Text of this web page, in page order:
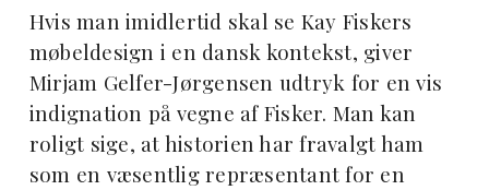
Hvis man imidlertid skal se Kay Fiskers
møbeldesign i en dansk kontekst, giver
Mirjam Gelfer-Jørgensen udtryk for en vis
indignation på vegne af Fisker. Man kan
roligt sige, at historien har fravalgt ham
som en væsentlig repræsentant for en